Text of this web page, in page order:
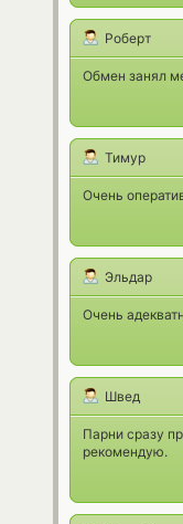
Роберт
Обмен занял
Тимур
Очень
Эльдар
Очень
Швед
Парни сразу
рекомендую.